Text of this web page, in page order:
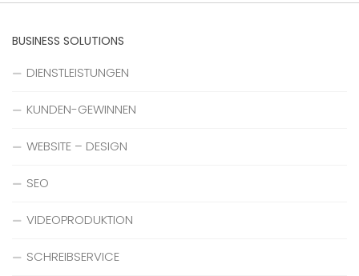
BUSINESS SOLUTIONS
DIENSTLEISTUNGEN
KUNDEN-GEWINNEN
WEBSITE – DESIGN
SEO
VIDEOPRODUKTION
SCHREIBSERVICE